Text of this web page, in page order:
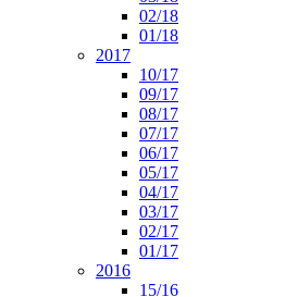
02/18
01/18
2017
10/17
09/17
08/17
07/17
06/17
05/17
04/17
03/17
02/17
01/17
2016
15/16